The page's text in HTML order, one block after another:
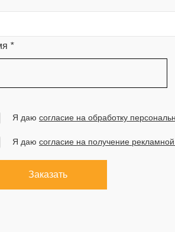
*
Я даю согласие на обработку
Я даю согласие на получение
Заказать